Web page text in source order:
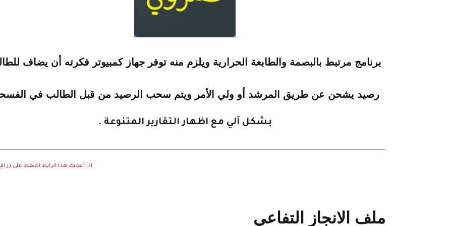
برنامج مرتبط بالبصمة والطابعة الحرارية ويلزم منه توفر جهاز كمبيوتر فكرته أن يضاف
رصيد يشحن عن طريق المرشد أو ولي الأمر ويتم سحب الرصيد من قبل الطالب في
بشكل آلي مع اظهار التقارير المتنوعة .
اذا أعجبك هذا الرابط اضغط على زر
ملف الانجاز التفاعي